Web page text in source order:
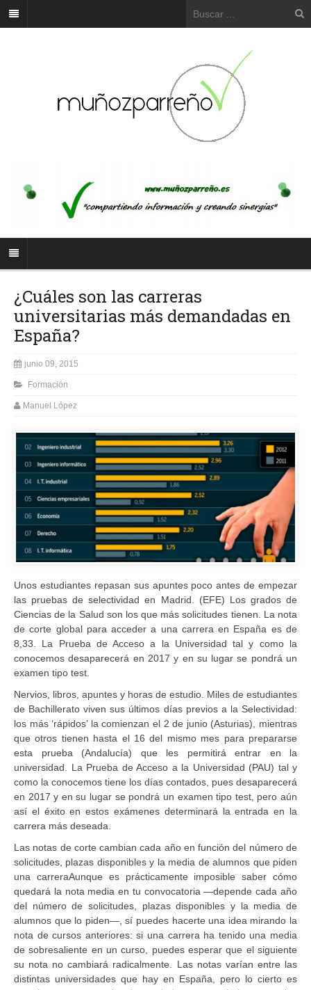
¿Cuáles son las carreras
universitarias más demandadas en
España?
junio 09, 2015
Formación
Manuel López
Unos estudiantes repasan sus apuntes poco antes de empezar
las pruebas de selectividad en Madrid. (EFE) Los grados de
Ciencias de la Salud son los que más solicitudes tienen. La nota
de corte global para acceder a una carrera en España es de
8,33. La Prueba de Acceso a la Universidad tal y como la
conocemos desaparecerá en 2017 y en su lugar se pondrá un
examen tipo test.
Nervios, libros, apuntes y horas de estudio. Miles de estudiantes
de Bachillerato viven sus últimos días previos a la Selectividad:
los más ‘rápidos’ la comienzan el 2 de junio (Asturias), mientras
que otros tienen hasta el 16 del mismo mes para prepararse
esta prueba (Andalucía) que les permitirá entrar en la
universidad. La Prueba de Acceso a la Universidad (PAU) tal y
como la conocemos tiene los días contados, pues desaparecerá
en 2017 y en su lugar se pondrá un examen tipo test, pero aún
así el éxito en estos exámenes determinará la entrada en la
carrera más deseada.
Las notas de corte cambian cada año en función del número de
solicitudes, plazas disponibles y la media de alumnos que piden
una carreraAunque es prácticamente imposible saber cómo
quedará la nota media en tu convocatoria —depende cada año
del número de solicitudes, plazas disponibles y la media de
alumnos que lo piden—, sí puedes hacerte una idea mirando la
nota de cursos anteriores: si una carrera ha tenido una media
de sobresaliente en un curso, puedes esperar que el siguiente
su nota no cambiará radicalmente. Las notas varían entre las
distintas universidades que hay en España, pero lo cierto es